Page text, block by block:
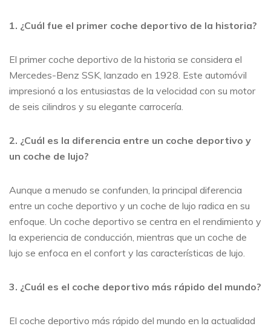
1. ¿Cuál fue el primer coche deportivo de la historia?
El primer coche deportivo de la historia se considera el
Mercedes-Benz SSK, lanzado en 1928. Este automóvil
impresionó a los entusiastas de la velocidad con su motor
de seis cilindros y su elegante carrocería.
2. ¿Cuál es la diferencia entre un coche deportivo y
un coche de lujo?
Aunque a menudo se confunden, la principal diferencia
entre un coche deportivo y un coche de lujo radica en su
enfoque. Un coche deportivo se centra en el rendimiento y
la experiencia de conducción, mientras que un coche de
lujo se enfoca en el confort y las características de lujo.
3. ¿Cuál es el coche deportivo más rápido del mundo?
El coche deportivo más rápido del mundo en la actualidad